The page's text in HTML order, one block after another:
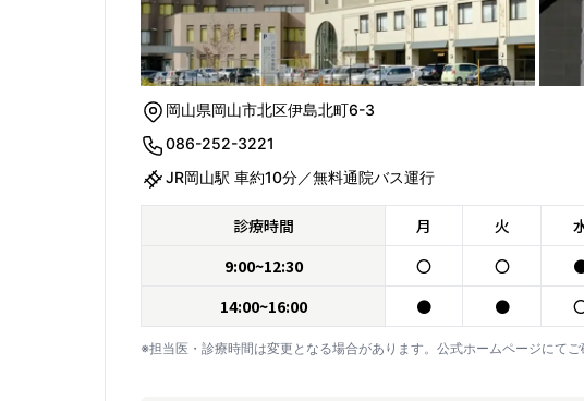
岡山県岡山市北区伊島北町6-3
086-252-3221
JR岡山駅 車約10分／無料通院バス運行
診療時間 月 火
9:00~12:30
〇 〇
14:00~16:00
● ●
※担当医・診療時間は変更となる場合があります。公式ホームページにてご